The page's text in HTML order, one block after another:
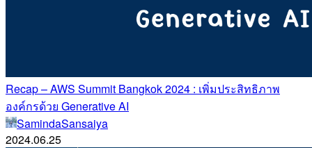
Recap – AWS Summit Bangkok 2024 : เพิ่มประสิทธิภาพ
องค์กรด้วย Generative AI
SamindaSansaiya
2024.06.25